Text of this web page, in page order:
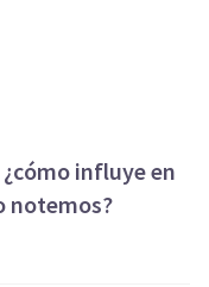
influye en
notemos?